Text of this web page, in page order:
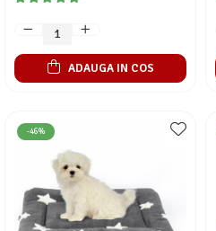
ideala pentru masaj si curatarea
ADAUGA IN COS
-46%